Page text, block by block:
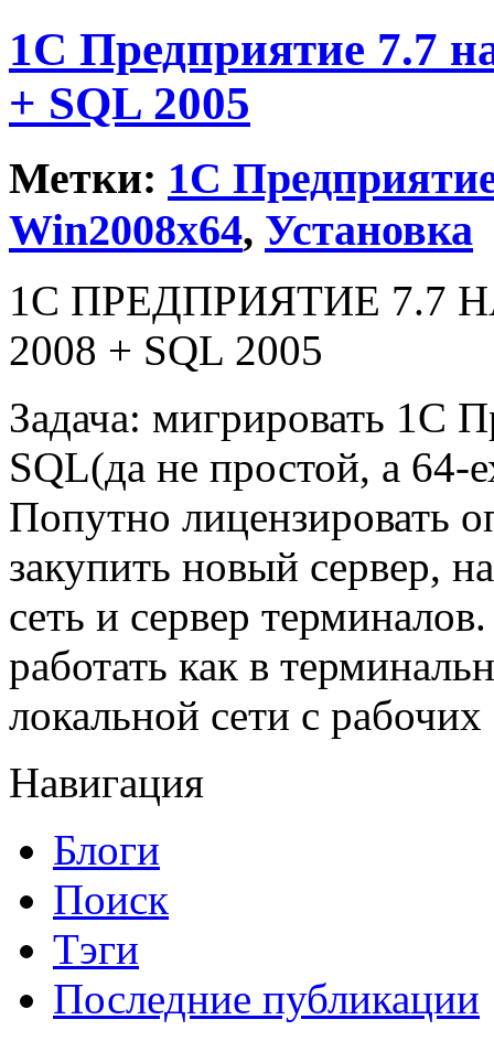
1С Предприятие 7.7
+ SQL 2005
Метки: 1С
Win2008x64, Установка
1С ПРЕДПРИЯТИЕ 7.7
2008 + SQL 2005
Задача: мигрировать 1С
SQL(да не простой, а
Попутно лицензировать
закупить новый сервер,
сеть и сервер
работать как в
локальной сети с
Навигация
Блоги
Поиск
Тэги
Последние публикации